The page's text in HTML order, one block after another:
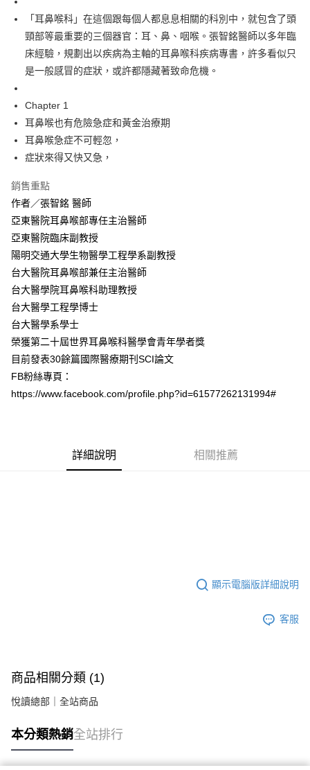
「耳鼻喉科」在這個跟每個人都息息相關的科別中，就包含了頭
頸部等最重要的三個器官：耳、鼻、咽喉。張智銘醫師以多年臨
床經驗，規劃出以疾病為主軸的耳鼻喉科疾病專書，許多看似只
是一般感冒的症狀，或許都隱藏著致命危機。
Chapter 1
耳鼻喉也有危險急症和黃金治療期
耳鼻喉急症不可輕忽，
症狀來得又快又急，
銷售重點
作者／張智銘 醫師
亞東醫院耳鼻喉部專任主治醫師
亞東醫院臨床副教授
陽明交通大學生物醫學工程學系副教授
台大醫院耳鼻喉部兼任主治醫師
台大醫學院耳鼻喉科助理教授
台大醫學工程學博士
台大醫學系學士
榮獲第二十屆世界耳鼻喉科醫學會青年學者獎
目前發表30餘篇國際醫療期刊SCI論文
FB粉絲專頁：
https://www.facebook.com/profile.php?id=61577262131994#
詳細說明 相關推薦
顯示電腦版詳細說明
客服
商品相關分類 (1)
悅讀總部｜全站商品
本分類熱銷全站排行